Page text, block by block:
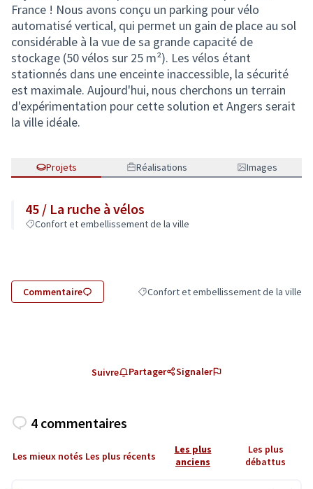
France ! Nous avons conçu un parking pour vélo
automatisé vertical, qui permet un gain de place au sol
considérable à la vue de sa grande capacité de
stockage (50 vélos sur 25 m²). Les vélos étant
stationnés dans une enceinte inaccessible, la sécurité
est maximale. Aujourd'hui, nous cherchons un terrain
d'expérimentation pour cette solution et Angers serait
la ville idéale.
Projets Réalisations Images
45 / La ruche à vélos
Confort et embellissement de la ville
Commentaire Filtrer les résultats de la catégorie :
Confort et embellissement de la ville
Suivre Partager Signaler
4 commentaires
Les mieux notés Les plus récents
Les plus
anciens
Les plus
débattus